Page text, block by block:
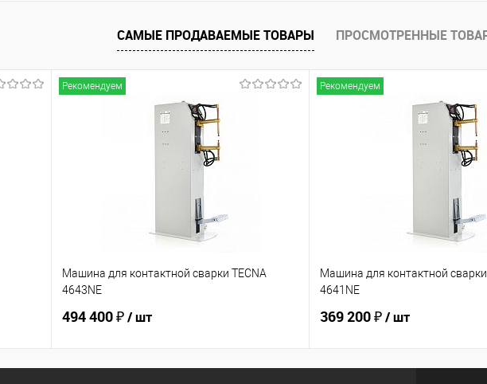
САМЫЕ ПРОДАВАЕМЫЕ ТОВАРЫ ПРОСМОТРЕННЫЕ
Рекомендуем
Машина для контактной сварки TECNA
4643NE
494 400 ₽/ шт
Рекомендуем
Машина для контактной сварки
4641NE
369 200 ₽/ шт